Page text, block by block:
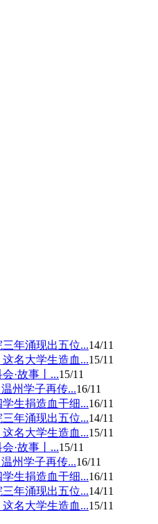
年涌现出五位...14/11
名大学生造血...15/11
·故事丨...15/11
州学子再传...16/11
生捐造血干细...16/11
年涌现出五位...14/11
名大学生造血...15/11
·故事丨...15/11
州学子再传...16/11
生捐造血干细...16/11
年涌现出五位...14/11
名大学生造血...15/11